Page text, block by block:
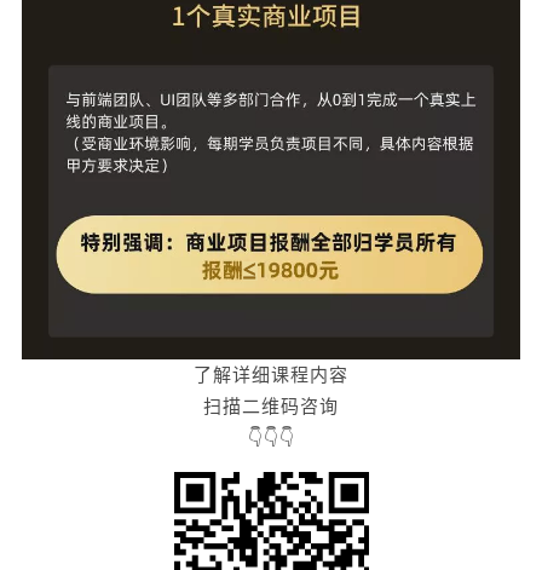
了解详细课程内容
扫描二维码咨询
👇👇👇